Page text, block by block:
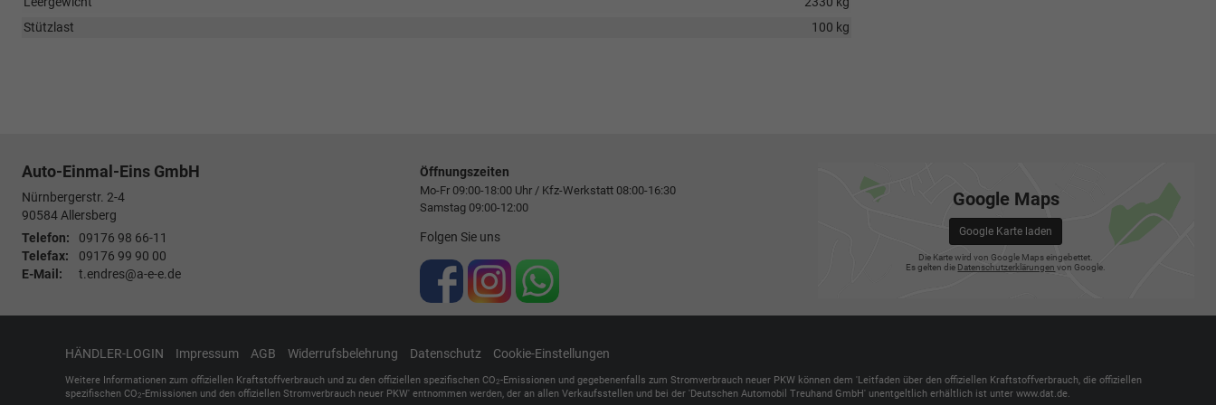
Stützlast
100 kg
Auto-Einmal-Eins GmbH
Nürnbergerstr. 2-4
90584Allersberg
Telefon:
09176 98 66-11
Telefax:
09176 99 90 00
E-Mail:
t.endres@a-e-e.de
Öffnungszeiten
Mo-Fr 09:00-18:00 Uhr / Kfz-Werkstatt 08:00-16:30
Samstag 09:00-12:00
Folgen Sie uns
Google Maps
Google Karte laden
Die Karte wird von Google Maps eingebettet.
Es gelten die Datenschutzerklärungen von Google.
HÄNDLER-LOGIN Impressum AGB Widerrufsbelehrung Datenschutz Cookie-Einstellungen
Weitere Informationen zum offiziellen Kraftstoffverbrauch und zu den offiziellen spezifischen CO2-Emissionen und gegebenenfalls zum Stromverbrauch neuer PKW können dem 'Leitfaden über den offiziellen Kraftstoffverbrauch, die offiziellen
spezifischen CO2-Emissionen und den offiziellen Stromverbrauch neuer PKW' entnommen werden, der an allen Verkaufsstellen und bei der 'Deutschen Automobil Treuhand GmbH' unentgeltlich erhältlich ist unter www.dat.de.